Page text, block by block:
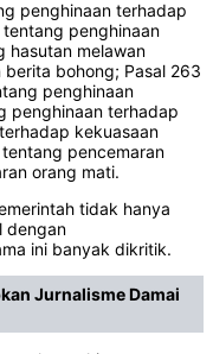
penghinaan terhadap
penghinaan
hasutan melawan
bohong; Pasal 263
penghinaan
penghinaan terhadap
kekuasaan
pencemaran
orang mati.
tidak hanya
dengan
ini banyak dikritik.
Jurnalisme Damai